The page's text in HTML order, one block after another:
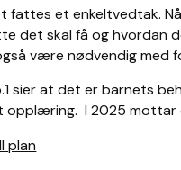
fattes et enkeltvedtak.
det skal få og hvordan
være nødvendig med
sier at det er barnets
opplæring. I 2025 mottar
plan